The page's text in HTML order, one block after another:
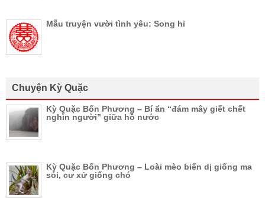
Mẫu truyện vười tình yêu: Song hỉ
Chuyện Kỳ Quặc
Kỳ Quặc Bốn Phương – Bí ẩn “đám mây giết chết
nghìn người” giữa hồ nước
Kỳ Quặc Bốn Phương – Loài mèo biến dị giống ma
sói, cư xử giống chó